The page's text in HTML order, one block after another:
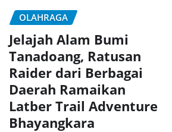
OLAHRAGA
Jelajah Alam Bumi
Tanadoang, Ratusan
Raider dari Berbagai
Daerah Ramaikan
Latber Trail Adventure
Bhayangkara